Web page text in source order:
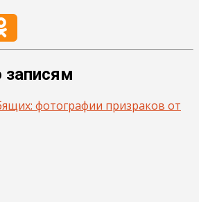
записям
фотографии призраков от